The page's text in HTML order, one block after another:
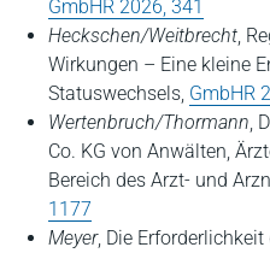
GmbHR 2026, 341
Heckschen/Weitbrecht,
Wirkungen – Eine kleine
Statuswechsels, GmbHR
Wertenbruch/Thormann,
Co. KG von Anwälten,
Bereich des Arzt- und
1177
Meyer, Die